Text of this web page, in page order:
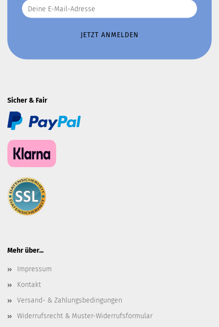
Sicher & Fair
Mehr über...
Impressum
Kontakt
Versand- & Zahlungsbedingungen
Widerrufsrecht & Muster-Widerrufsformular